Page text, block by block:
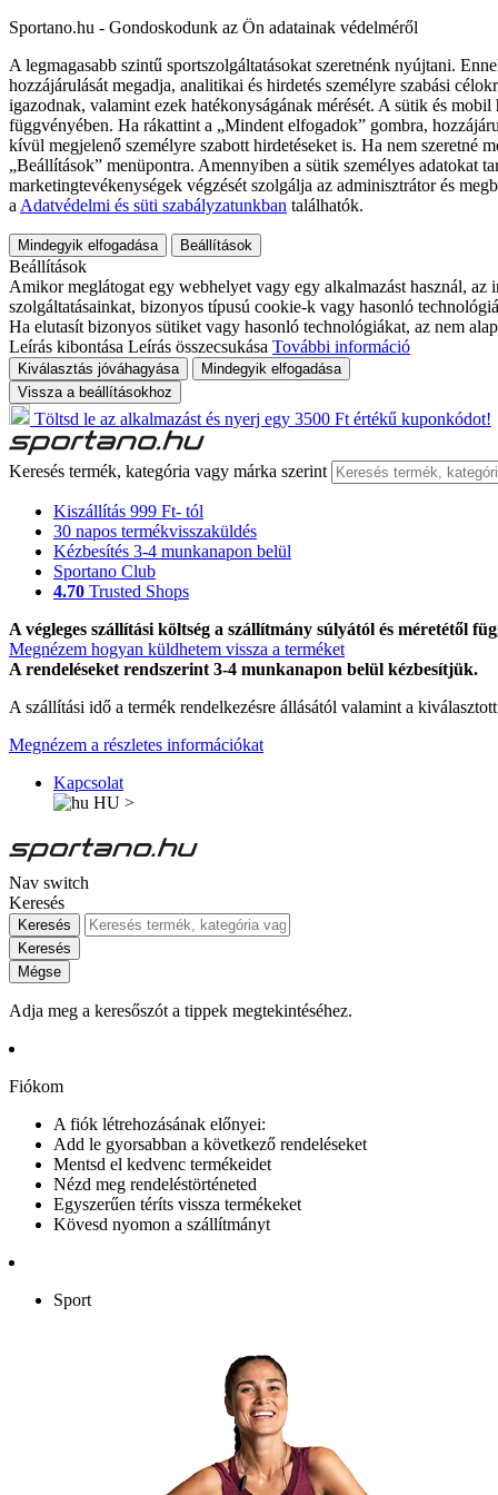
Sportano.hu - Gondoskodunk az Ön adatainak védelméről
A legmagasabb szintű sportszolgáltatásokat szeretnénk nyújtani.
hozzájárulását megadja, analitikai és hirdetés személyre szabási
igazodnak, valamint ezek hatékonyságának mérését. A sütik és
függvényében. Ha rákattint a „Mindent elfogadok” gombra,
kívül megjelenő személyre szabott hirdetéseket is. Ha nem szeretné
„Beállítások” menüpontra. Amennyiben a sütik személyes adatokat
marketingtevékenységek végzését szolgálja az adminisztrátor és
a Adatvédelmi és süti szabályzatunkban találhatók.
Mindegyik elfogadása Beállítások
Beállítások
Amikor meglátogat egy webhelyet vagy egy alkalmazást használ,
szolgáltatásainkat, bizonyos típusú cookie-k vagy hasonló
Ha elutasít bizonyos sütiket vagy hasonló technológiákat, az nem
Leírás kibontása Leírás összecsukása További információ
Kiválasztás jóváhagyása
Mindegyik elfogadása
Vissza a beállításokhoz
Töltsd le az alkalmazást és nyerj egy 3500 Ft értékű kuponkódot!
Keresés termék, kategória vagy márka szerint
Kiszállítás 999 Ft- tól
30 napos termékvisszaküldés
Kézbesítés 3-4 munkanapon belül
Sportano Club
4.70 Trusted Shops
A végleges szállítási költség a szállítmány súlyától és méretétől
Megnézem hogyan küldhetem vissza a terméket
A rendeléseket rendszerint 3-4 munkanapon belül kézbesítjük.
A szállítási idő a termék rendelkezésre állásától valamint a
Megnézem a részletes információkat
Kapcsolat
HU >
Nav switch
Keresés
Keresés
Keresés
Mégse
Adja meg a keresőszót a tippek megtekintéséhez.
Fiókom
A fiók létrehozásának előnyei:
Add le gyorsabban a következő rendeléseket
Mentsd el kedvenc termékeidet
Nézd meg rendeléstörténeted
Egyszerűen téríts vissza termékeket
Kövesd nyomon a szállítmányt
Sport